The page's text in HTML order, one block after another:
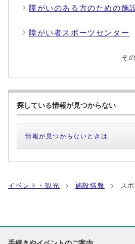
障がいのある方のための施
障がい者スポーツセンター
そ
探している情報が見つからない
情報が見つからないときは
イベント・観光 施設情報 ス